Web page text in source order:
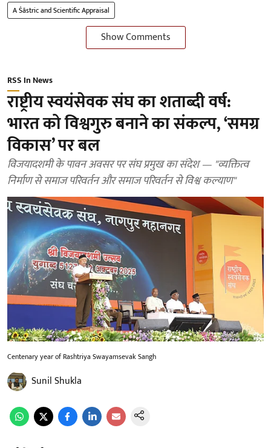
A Śāstric and Scientific Appraisal
Show Comments
RSS In News
राष्ट्रीय स्वयंसेवक संघ का शताब्दी वर्ष:
भारत को विश्वगुरु बनाने का संकल्प, ‘समग्र
विकास’ पर बल
विजयादशमी के पावन अवसर पर संघ प्रमुख का संदेश — "व्यक्तित्व
निर्माण से समाज परिवर्तन और समाज परिवर्तन से विश्व कल्याण"
Centenary year of Rashtriya Swayamsevak Sangh
Sunil Shukla